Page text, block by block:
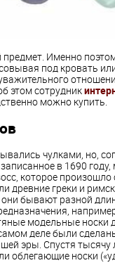
Именно
под кровать
этом сотрудник
можно купить.
чулками, но,
в 1690
которое
древние греки и
бывают разной
модельные носки
деле были
эры. Спустя
облегающие носки